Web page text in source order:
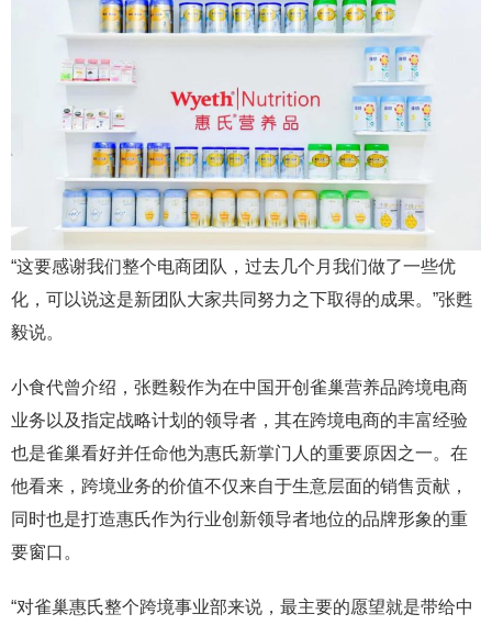
“这要感谢我们整个电商团队，过去几个月我们做了一些优
化，可以说这是新团队大家共同努力之下取得的成果。”张甦
毅说。
小食代曾介绍，张甦毅作为在中国开创雀巢营养品跨境电商
业务以及指定战略计划的领导者，其在跨境电商的丰富经验
也是雀巢看好并任命他为惠氏新掌门人的重要原因之一。在
他看来，跨境业务的价值不仅来自于生意层面的销售贡献，
同时也是打造惠氏作为行业创新领导者地位的品牌形象的重
要窗口。
“对雀巢惠氏整个跨境事业部来说，最主要的愿望就是带给中